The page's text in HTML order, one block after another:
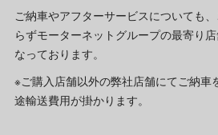
ご納車やアフターサービスについても
らずモーターネットグループの最寄り
なっております。
※ご購入店舗以外の弊社店舗にてご納車
途輸送費用が掛かります。